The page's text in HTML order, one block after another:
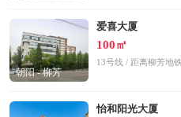
朝阳 - 柳芳
爱喜大厦
100㎡
13号线 / 距离柳芳地
怡和阳光大厦